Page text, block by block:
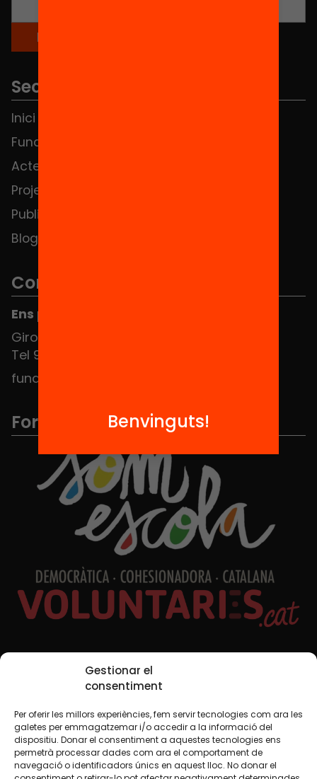
Gestionar el
consentiment
Per oferir les millors experiències, fem servir tecnologies com ara les
galetes per emmagatzemar i/o accedir a la informació del
dispositiu. Donar el consentiment a aquestes tecnologies ens
permetrà processar dades com ara el comportament de
navegació o identificadors únics en aquest lloc. No donar el
Seccions
Inici
Fundació
Actes
Projectes
Publicacions i vídeos
Blog
Contacte
Ens pots trobar al Hub Social
Girona 34, interior 08010 Barcelona
Tel 934 588 700
fundacio@equitat.org
Formem part de...
Xarxes Socials
TWT YTB IG FB IN
Benvinguts!